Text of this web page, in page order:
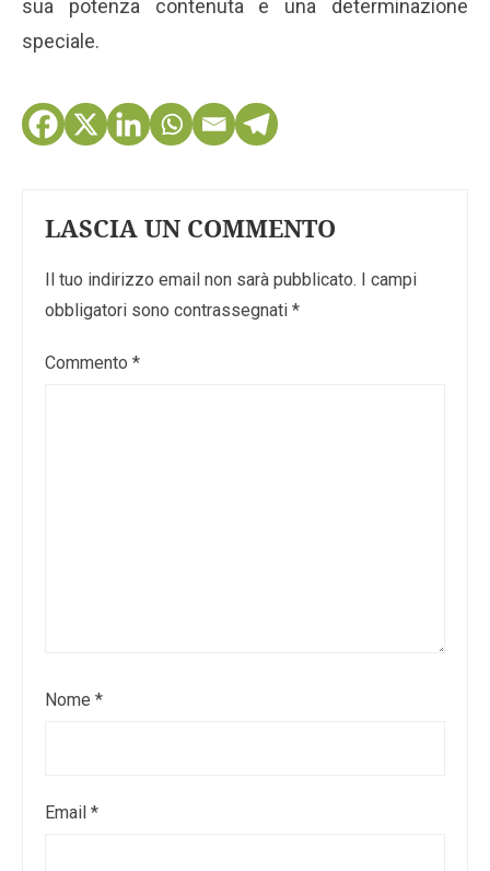
sua potenza contenuta e una determinazione
speciale.
LASCIA UN COMMENTO
Il tuo indirizzo email non sarà pubblicato. I campi
obbligatori sono contrassegnati *
Commento *
Nome *
Email *